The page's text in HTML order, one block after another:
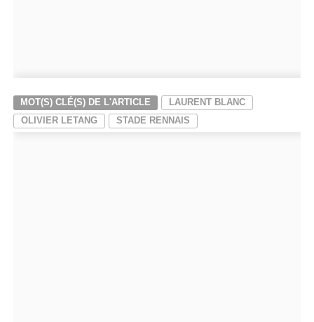
MOT(S) CLÉ(S) DE L'ARTICLE
LAURENT BLANC
OLIVIER LETANG
STADE RENNAIS